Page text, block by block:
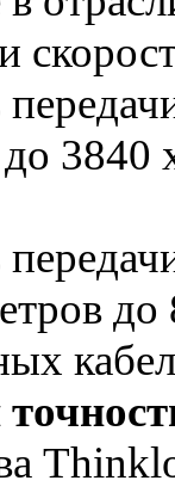
3840